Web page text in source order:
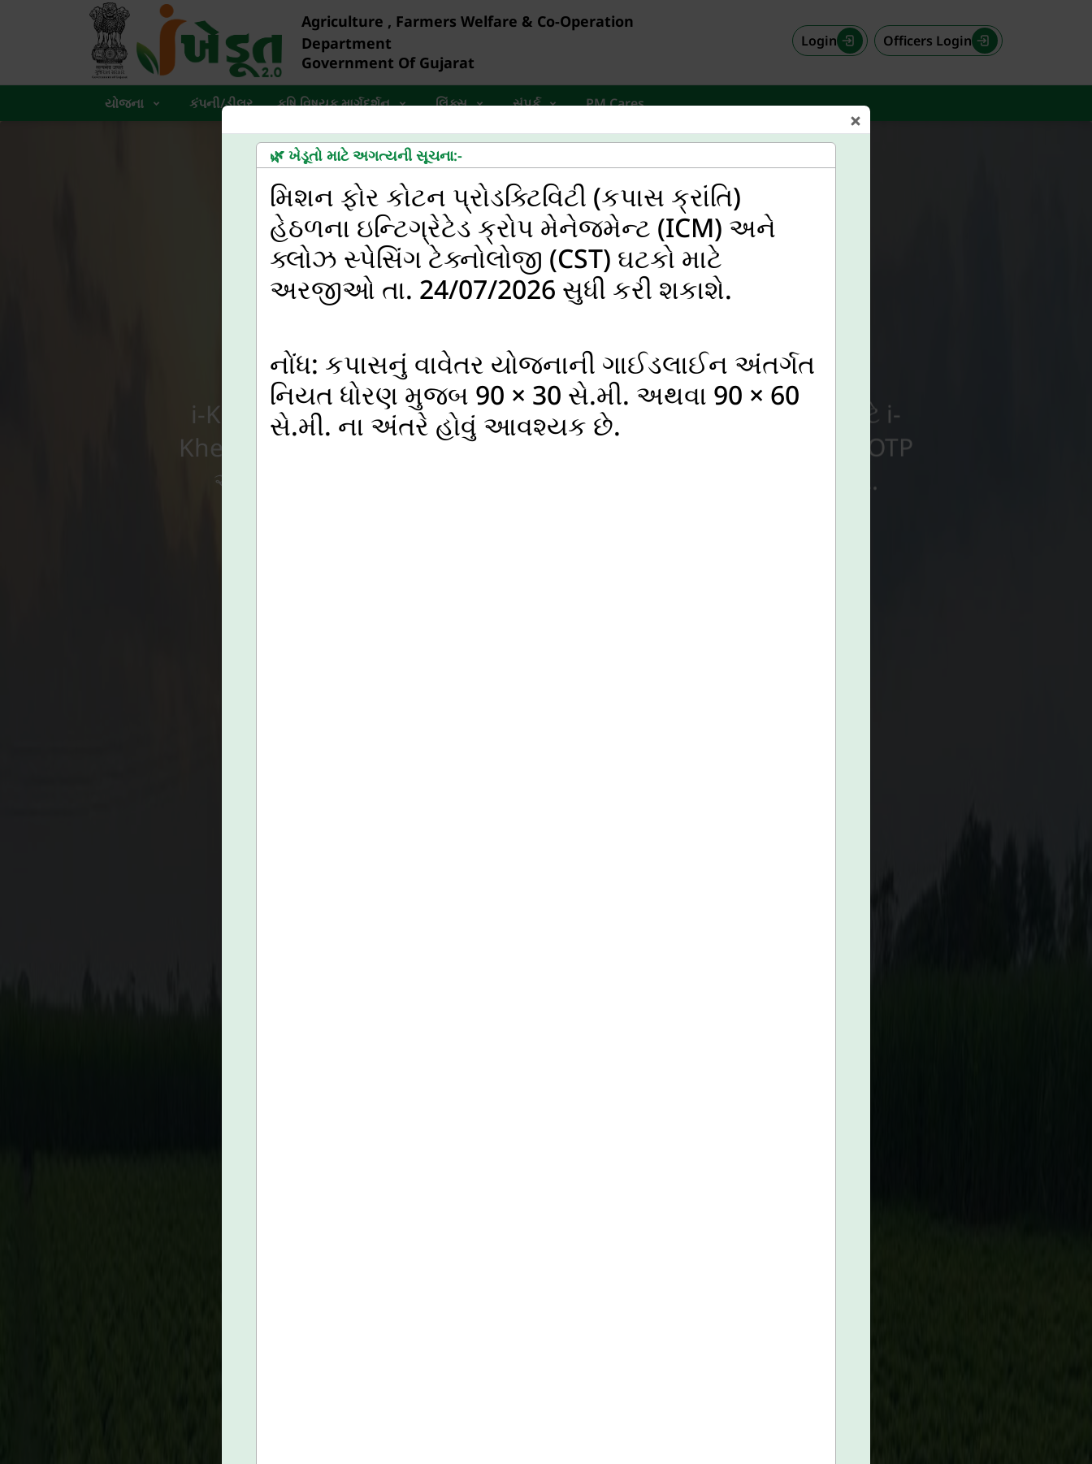
Agriculture , Farmers Welfare & Co-Operation
Department
Government Of Gujarat
Login Officers Login
યોજના કંપની/ડીલર કૃષિ વિષયક માર્ગદર્શન લિંક્સ સંપર્ક PM Cares
મહત્વપૂર્ણ સૂચના
i-Khedut પોર્ટલ પર યોજનાનો લાભ મેળવવા માટે તમામ લાભાર્થીઓ માટે i-
Khedut પોર્ટલ પર નોંધણી કરાવવાની રહેશે. જેમાં આધાર ચકાસણી માટે OTP
આધાર સાથે જોડાયેલા મોબાઇલ નંબર પર જ OTP મોકલવામાં આવશે.
🌿 ખેડૂતો માટે અગત્યની સૂચના:-
મિશન ફોર કોટન પ્રોડક્ટિવિટી (કપાસ ક્રાંતિ)
હેઠળના ઇન્ટિગ્રેટેડ ક્રોપ મેનેજમેન્ટ (ICM) અને
ક્લોઝ સ્પેસિંગ ટેક્નોલોજી (CST) ઘટકો માટે
અરજીઓ તા. 24/07/2026 સુધી કરી શકાશે.
નોંધ: કપાસનું વાવેતર યોજનાની ગાઈડલાઈન અંતર્ગત
નિયત ધોરણ મુજબ 90 × 30 સે.મી. અથવા 90 × 60
સે.મી. ના અંતરે હોવું આવશ્યક છે.